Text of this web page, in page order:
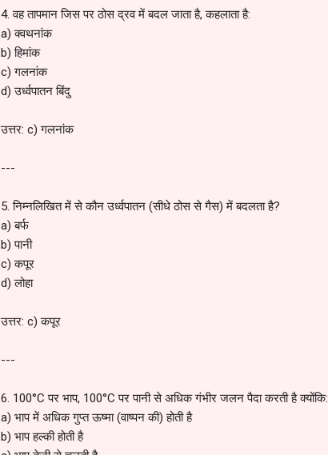
4. वह तापमान जिस पर ठोस द्रव में बदल जाता है, कहलाता है:
a) क्वथनांक
b) हिमांक
c) गलनांक
d) उर्ध्वपातन बिंदु
उत्तर: c) गलनांक
---
5. निम्नलिखित में से कौन उर्ध्वपातन (सीधे ठोस से गैस) में बदलता है?
a) बर्फ
b) पानी
c) कपूर
d) लोहा
उत्तर: c) कपूर
---
6. 100°C पर भाप, 100°C पर पानी से अधिक गंभीर जलन पैदा करती है क्योंकि:
a) भाप में अधिक गुप्त ऊष्मा (वाष्पन की) होती है
b) भाप हल्की होती है